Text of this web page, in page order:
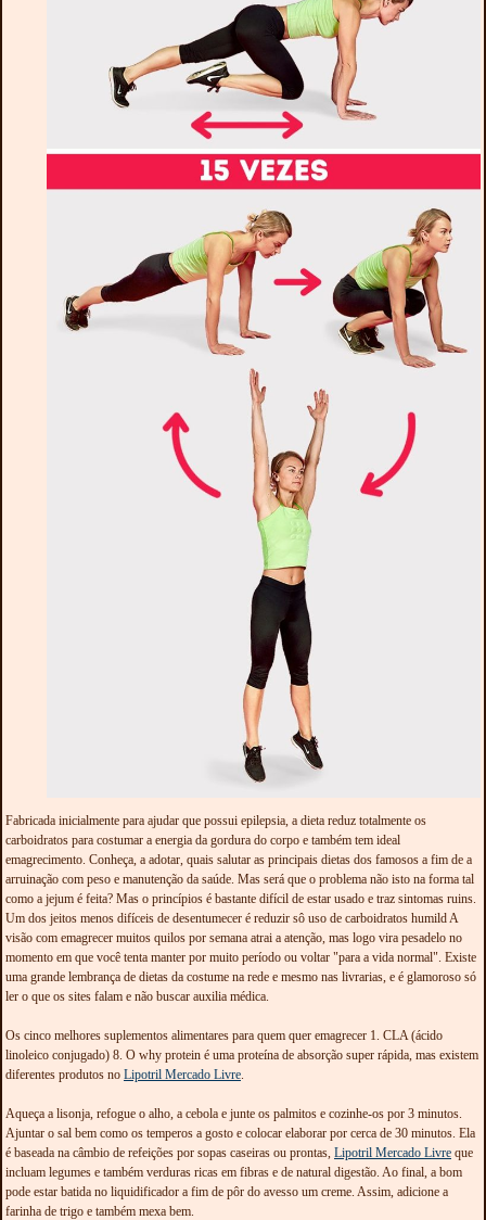
Fabricada inicialmente para ajudar que possui epilepsia, a dieta reduz totalmente os
carboidratos para costumar a energia da gordura do corpo e também tem ideal
emagrecimento. Conheça, a adotar, quais salutar as principais dietas dos famosos a fim de a
arruinação com peso e manutenção da saúde. Mas será que o problema não isto na forma tal
como a jejum é feita? Mas o princípios é bastante difícil de estar usado e traz sintomas ruins.
Um dos jeitos menos difíceis de desentumecer é reduzir sô uso de carboidratos humild A
visão com emagrecer muitos quilos por semana atrai a atenção, mas logo vira pesadelo no
momento em que você tenta manter por muito período ou voltar "para a vida normal". Existe
uma grande lembrança de dietas da costume na rede e mesmo nas livrarias, e é glamoroso só
ler o que os sites falam e não buscar auxilia médica.
Os cinco melhores suplementos alimentares para quem quer emagrecer 1. CLA (ácido
linoleico conjugado) 8. O why protein é uma proteína de absorção super rápida, mas existem
diferentes produtos no Lipotril Mercado Livre.
Aqueça a lisonja, refogue o alho, a cebola e junte os palmitos e cozinhe-os por 3 minutos.
Ajuntar o sal bem como os temperos a gosto e colocar elaborar por cerca de 30 minutos. Ela
é baseada na câmbio de refeições por sopas caseiras ou prontas, Lipotril Mercado Livre que
incluam legumes e também verduras ricas em fibras e de natural digestão. Ao final, a bom
pode estar batida no liquidificador a fim de pôr do avesso um creme. Assim, adicione a
farinha de trigo e também mexa bem.